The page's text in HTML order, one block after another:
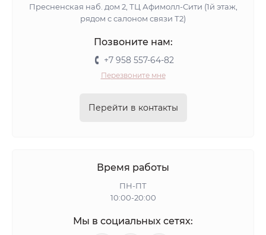
Пресненская наб. дом 2, ТЦ Афимолл-Сити (1й этаж,
рядом с салоном связи Т2)
Позвоните нам:
+7 958 557-64-82
Перезвоните мне
Перейти в контакты
Время работы
ПН-ПТ
10:00-20:00
Мы в социальных сетях: